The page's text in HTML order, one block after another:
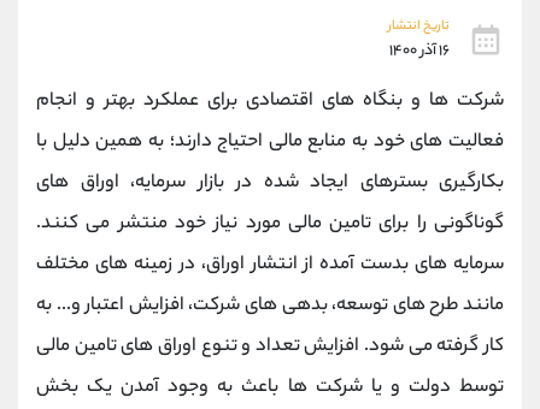
تاریخ انتشار
۱۶ آذر ۱۴۰۰
شرکت ها و بنگاه های اقتصادی برای عملکرد بهتر و انجام
فعالیت های خود به منابع مالی احتیاج دارند؛ به همین دلیل با
بکارگیری بسترهای ایجاد شده در بازار سرمایه، اوراق های
گوناگونی را برای تامین مالی مورد نیاز خود منتشر می کنند.
سرمایه های بدست آمده از انتشار اوراق، در زمینه های مختلف
مانند طرح های توسعه، بدهی های شرکت، افزایش اعتبار و... به
کار گرفته می شود. افزایش تعداد و تنوع اوراق های تامین مالی
توسط دولت و یا شرکت ها باعث به وجود آمدن یک بخش
اطلاعات تماس
تلفن 021-22021030
021-22021040
اینستاگرام @alireza.mehrabii
کانال تلگرام @alirezamehrabi_com
@alirezamehrabi_official